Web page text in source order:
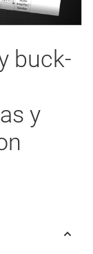
buck-
y